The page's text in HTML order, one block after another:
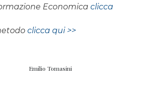
Economica clicca
clicca qui >>
Emilio Tomasini